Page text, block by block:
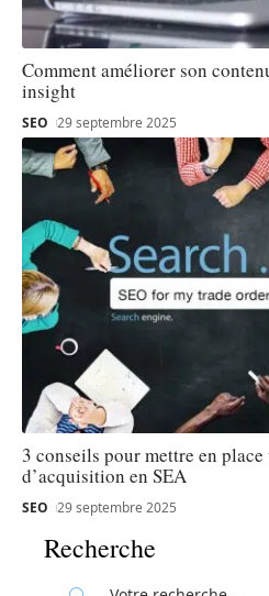
Comment améliorer son
insight
SEO 29 septembre 2025
3 conseils pour mettre en place
d’acquisition en SEA
SEO 29 septembre 2025
Recherche